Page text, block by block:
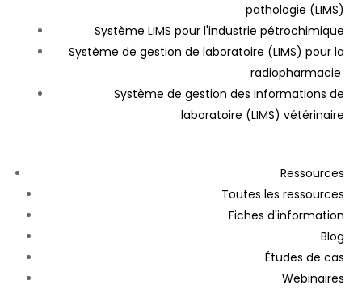
pathologie (LIMS)
Système LIMS pour l'industrie pétrochimique
Système de gestion de laboratoire (LIMS) pour la
radiopharmacie
Système de gestion des informations de
laboratoire (LIMS) vétérinaire
Ressources
Toutes les ressources
Fiches d'information
Blog
Études de cas
Webinaires